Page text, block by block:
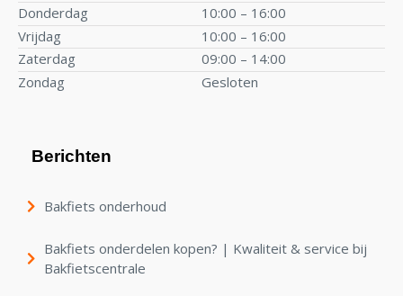
Donderdag
10:00 – 16:00
Vrijdag
10:00 – 16:00
Zaterdag
09:00 – 14:00
Zondag
Gesloten
Berichten
Bakfiets onderhoud
Bakfiets onderdelen kopen? | Kwaliteit & service bij
Bakfietscentrale
€ 5.699,00
€ 5.399,00